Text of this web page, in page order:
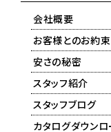
会社概要
お客様とのお約束
安さの秘密
スタッフ紹介
スタッフブログ
カタログダウンロ